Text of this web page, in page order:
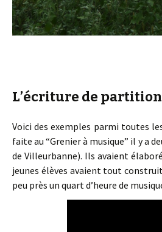
L’écriture de
Voici des exemples parmi toutes
faite au “Grenier à musique” il y a
de Villeurbanne). Ils avaient
jeunes élèves avaient tout
peu près un quart d’heure de